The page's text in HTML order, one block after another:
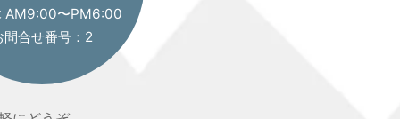
AM9:00〜PM6:00
問合せ番号：2